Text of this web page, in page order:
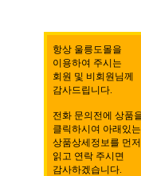
항상 울릉도몰을
이용하여 주시는
회원 및 비회원님께
감사드립니다.
전화 문의전에 상품
클릭하시여 아래있는
상품상세정보를 먼저
읽고 연락 주시면
감사하겠습니다.